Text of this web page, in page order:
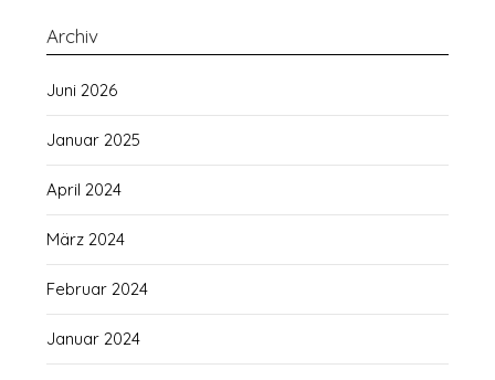
Archiv
Juni 2026
Januar 2025
April 2024
März 2024
Februar 2024
Januar 2024